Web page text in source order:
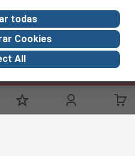
Industria
Zona Industria
todas
Cookies
All